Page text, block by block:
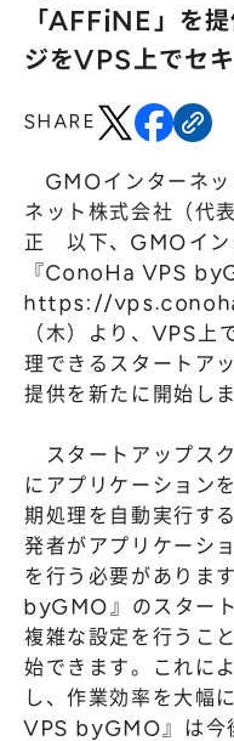
沿革
役員紹介
経営方針
事業内容・戦略
株式・格付情報
株主総会
IRカレンダー
よくあるご質問
働く環境を知る
仕事を知る
人を知る
地域採用
障がい者採用
新卒採用
「AFFiNE」を
ジをVPS上でセ
SHARE
GMOインターネッ
ネット株式会社（代
正 以下、GMOイン
『ConoHa VPS
https://
（木）より、VPS上
理できるスタートア
提供を新たに開始しま
スタートアップス
にアプリケーション
期処理を自動実行す
発者がアプリケーシ
を行う必要がありま
byGMO』のスター
複雑な設定を行うこ
始できます。これに
し、作業効率を大幅
VPS byGMO』は今